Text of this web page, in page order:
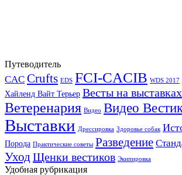
Путеводитель
CAC Crufts EDS FCI-CACIB WDS 2017
Хайленд Вайт Терьер Весты на выставках
Ветеренария Видео Видео
Выставки Дрессировка Здоровье собак
Порода Практические советы Разведение
УходЩенки вестиков Экипировка
Удобная рубрикация